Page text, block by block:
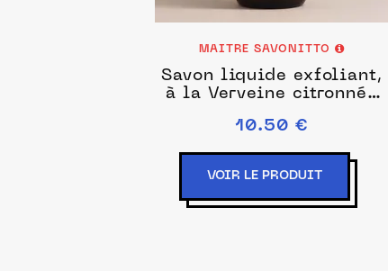
MAITRE SAVONITTO
Savon liquide exfoliant,
à la Verveine citronnée
10.50 €
VOIR LE PRODUIT